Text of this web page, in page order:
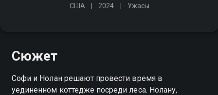
США 2024 Ужасы
Сюжет
Софи и Нолан решают провести время в
уединённом коттедже посреди леса. Нолану,